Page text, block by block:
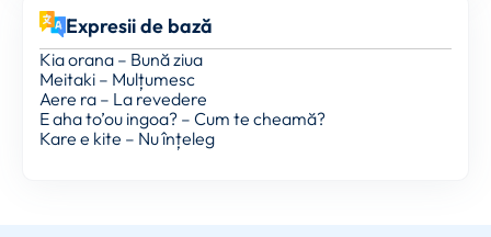
Expresii de bază
Kia orana – Bună ziua
Meitaki – Mulțumesc
Aere ra – La revedere
E aha to’ou ingoa? – Cum te cheamă?
Kare e kite – Nu înțeleg